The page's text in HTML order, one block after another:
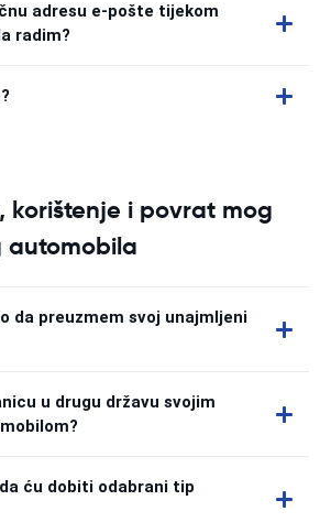
adresu e-pošte tijekom
radim?
korištenje i povrat mog
automobila
da preuzmem svoj unajmljeni
u drugu državu svojim
ću dobiti odabrani tip